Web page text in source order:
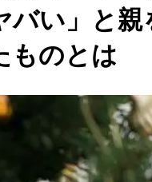
バい」と
ものとは